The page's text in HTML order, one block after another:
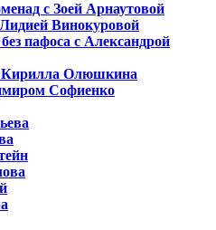
с Зоей Арнаутовой
Винокуровой
пафоса с Александрой
Кирилла Олюшкина
Софиенко